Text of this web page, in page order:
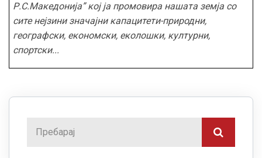
Р.С.Македонија” кој ја промовира нашата земја со
сите нејзини значајни капацитети-природни,
географски, економски, еколошки, културни,
спортски...